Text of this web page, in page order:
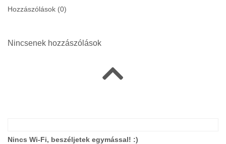
Hozzászólások (0)
Nincsenek hozzászólások
Nincs Wi-Fi, beszéljetek egymással! :)